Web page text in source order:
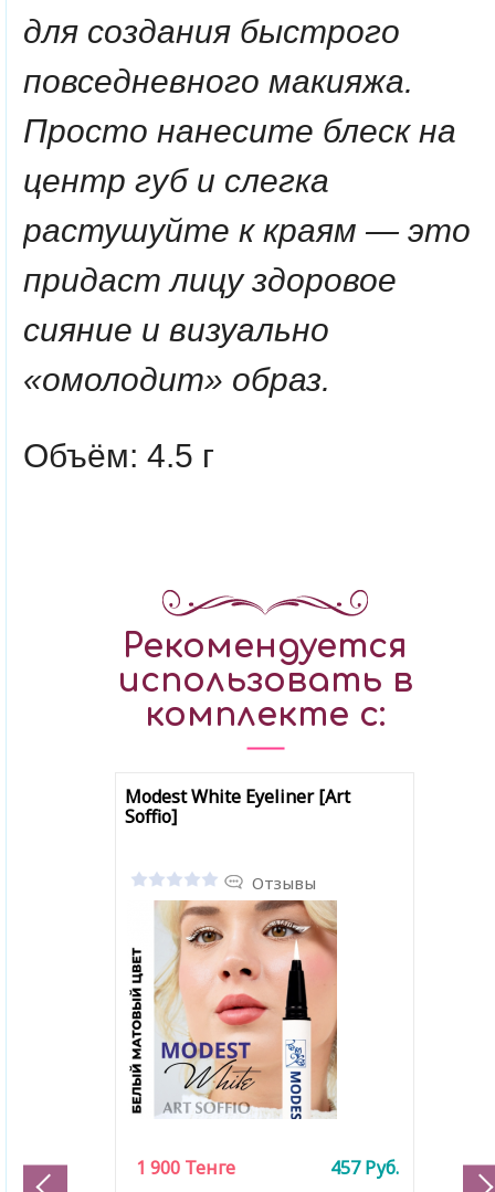
для создания быстрого
повседневного макияжа.
Просто нанесите блеск на
центр губ и слегка
растушуйте к краям — это
придаст лицу здоровое
сияние и визуально
«омолодит» образ.
Объём: 4.5 г
Рекомендуется
использовать в
комплекте с:
Modest White Eyeliner [Art
Soffio]
Отзывы
1 900 Тенге 457Руб.